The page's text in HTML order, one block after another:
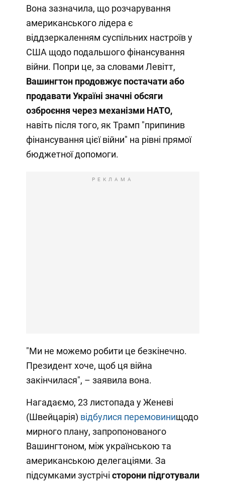
Вона зазначила, що розчарування
американського лідера є
віддзеркаленням суспільних настроїв у
США щодо подальшого фінансування
війни. Попри це, за словами Левітт,
Вашингтон продовжує постачати або
продавати Україні значні обсяги
озброєння через механізми НАТО,
навіть після того, як Трамп "припинив
фінансування цієї війни" на рівні прямої
бюджетної допомоги.
РЕКЛАМА
"Ми не можемо робити це безкінечно.
Президент хоче, щоб ця війна
закінчилася", – заявила вона.
Нагадаємо, 23 листопада у Женеві
(Швейцарія) відбулися перемовинищодо
мирного плану, запропонованого
Вашингтоном, між українською та
американською делегаціями. За
підсумками зустрічі сторони підготували